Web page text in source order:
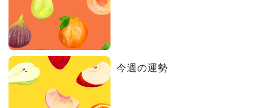
今週の運勢